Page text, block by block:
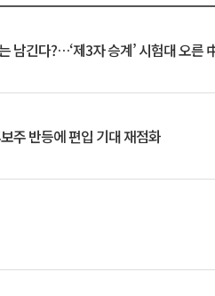
남긴다?…‘제3자 승계’ 시험대 오른
주 반등에 편입 기대 재점화